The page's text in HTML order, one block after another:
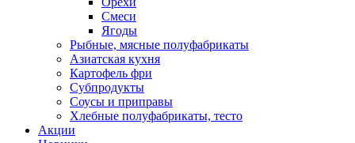
Смеси
Ягоды
Рыбные, мясные полуфабрикаты
Азиатская кухня
Картофель фри
Субпродукты
Соусы и приправы
Хлебные полуфабрикаты, тесто
Акции